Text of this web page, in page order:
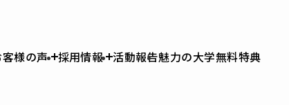
客様の声 採用情報 活動報告魅力の大学無料特典